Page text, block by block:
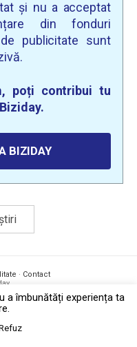
și nu a acceptat
din fonduri
publicitate sunt
poți contribui tu
BIZIDAY
· Contact
îmbunătăți experiența ta